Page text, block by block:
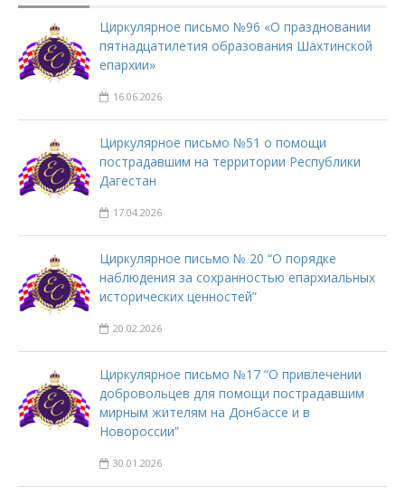
Циркулярное письмо №96 «О праздновании
пятнадцатилетия образования Шахтинской
епархии»
16.06.2026
Циркулярное письмо №51 о помощи
пострадавшим на территории Республики
Дагестан
17.04.2026
Циркулярное письмо № 20 “О порядке
наблюдения за сохранностью епархиальных
исторических ценностей”
20.02.2026
Циркулярное письмо №17 “О привлечении
добровольцев для помощи пострадавшим
мирным жителям на Донбассе и в
Новороссии”
30.01.2026